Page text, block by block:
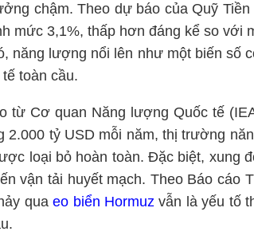
chậm. Theo dự báo của Quỹ
mức 3,1%, thấp hơn đáng kể so với
năng lượng nổi lên như một biến số
toàn cầu.
từ Cơ quan Năng lượng Quốc tế
2.000 tỷ USD mỗi năm, thị trường
loại bỏ hoàn toàn. Đặc biệt, xung
vận tải huyết mạch. Theo Báo cáo
quaeo biển Hormuzvẫn là yếu tố